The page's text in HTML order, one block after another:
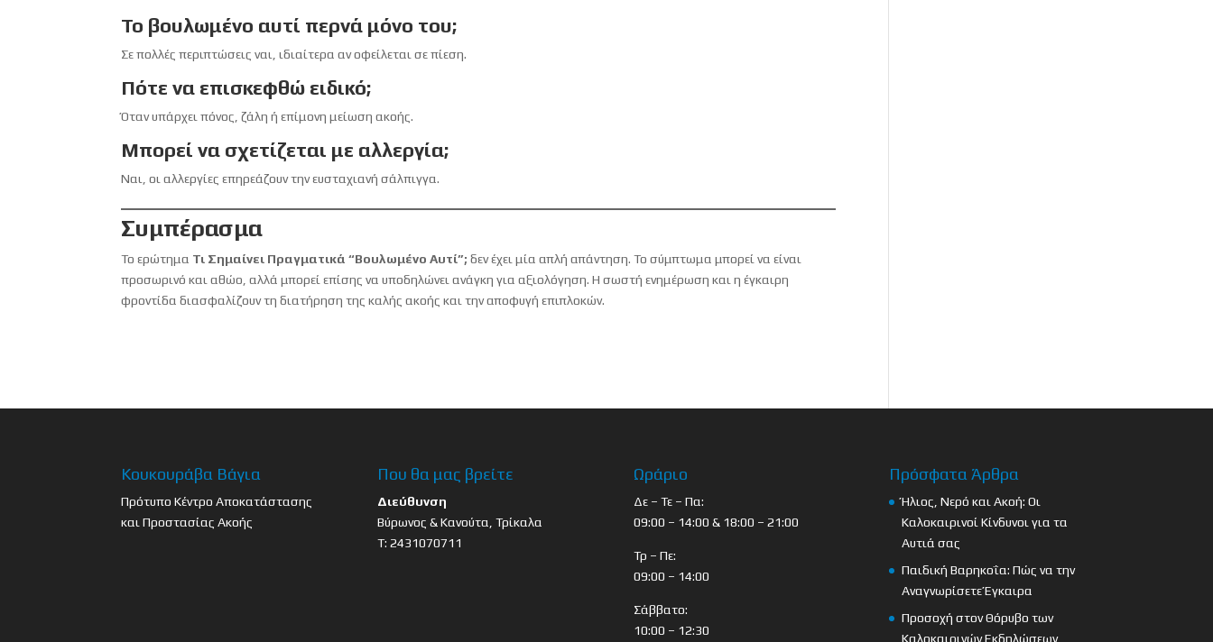
Το βουλωμένο αυτί περνά μόνο του;
Σε πολλές περιπτώσεις ναι, ιδιαίτερα αν οφείλεται σε πίεση.
Πότε να επισκεφθώ ειδικό;
Όταν υπάρχει πόνος, ζάλη ή επίμονη μείωση ακοής.
Μπορεί να σχετίζεται με αλλεργία;
Ναι, οι αλλεργίες επηρεάζουν την ευσταχιανή σάλπιγγα.
Συμπέρασμα
Το ερώτημα Τι Σημαίνει Πραγματικά “Βουλωμένο Αυτί”; δεν έχει μία απλή απάντηση. Το σύμπτωμα μπορεί να είναι
προσωρινό και αθώο, αλλά μπορεί επίσης να υποδηλώνει ανάγκη για αξιολόγηση. Η σωστή ενημέρωση και η έγκαιρη
φροντίδα διασφαλίζουν τη διατήρηση της καλής ακοής και την αποφυγή επιπλοκών.
Κουκουράβα Βάγια
Πρότυπο Κέντρο Αποκατάστασης
και Προστασίας Ακοής
Που θα μας βρείτε
Διεύθυνση
Βύρωνος & Κανούτα, Τρίκαλα
Τ: 2431070711
Ωράριο
Δε – Τε – Πα:
09:00 – 14:00 & 18:00 – 21:00
Τρ – Πε:
09:00 – 14:00
Σάββατο:
10:00 – 12:30
Πρόσφατα Άρθρα
Ήλιος, Νερό και Ακοή: Οι
Καλοκαιρινοί Κίνδυνοι για τα
Αυτιά σας
Παιδική Βαρηκοΐα: Πώς να την
Αναγνωρίσετε Έγκαιρα
Προσοχή στον Θόρυβο των
Καλοκαιρινών Εκδηλώσεων